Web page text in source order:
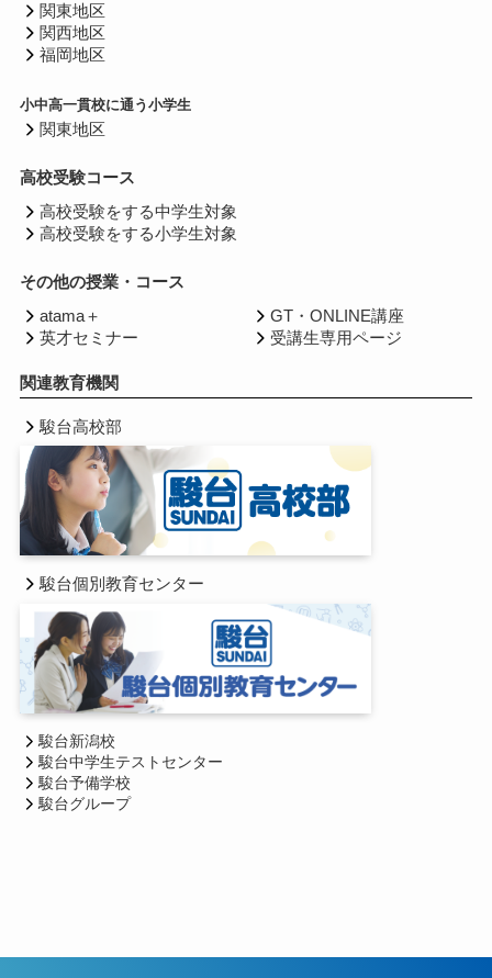
関東地区
関西地区
福岡地区
小中高一貫校に通う小学生
関東地区
高校受験コース
高校受験をする中学生対象
高校受験をする小学生対象
その他の授業・コース
atama＋
英才セミナー
GT・ONLINE講座
受講生専用ページ
関連教育機関
駿台高校部
駿台個別教育センター
駿台新潟校
駿台中学生テストセンター
駿台予備学校
駿台グループ